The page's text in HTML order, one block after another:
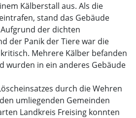
Kälberstall aus. Als die
stand das Gebäude
der dichten
der Panik der Tiere war die
Mehrere Kälber befanden
wurden in ein anderes Gebäude
durch die Wehren
umliegenden Gemeinden
Landkreis Freising konnten